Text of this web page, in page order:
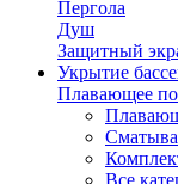
Пергола
Душ
Защитный
Укрытие
Плавающее
Все